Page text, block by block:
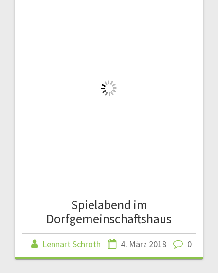
Spielabend im
Dorfgemeinschaftshaus
Lennart Schroth 4. März 2018 0